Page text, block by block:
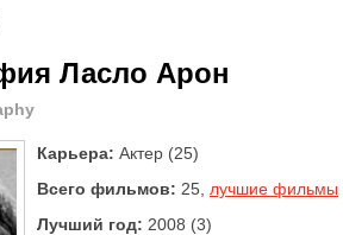
Ласло Арон
Карьера: Актер (25)
Всего фильмов: 25, лучшие фильмы
Лучший год: 2008 (3)